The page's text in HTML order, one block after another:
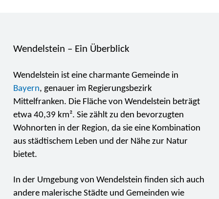
Wendelstein – Ein Überblick
Wendelstein ist eine charmante Gemeinde in
Bayern, genauer im Regierungsbezirk
Mittelfranken. Die Fläche von Wendelstein beträgt
etwa 40,39 km². Sie zählt zu den bevorzugten
Wohnorten in der Region, da sie eine Kombination
aus städtischem Leben und der Nähe zur Natur
bietet.
In der Umgebung von Wendelstein finden sich auch
andere malerische Städte und Gemeinden wie